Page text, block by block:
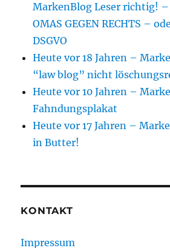
MarkenBlog Leser richtig!
OMAS GEGEN RECHTS –
DSGVO
Heute vor 18 Jahren –
“law blog” nicht
Heute vor 10 Jahren –
Fahndungsplakat
Heute vor 17 Jahren –
in Butter!
KONTAKT
Impressum